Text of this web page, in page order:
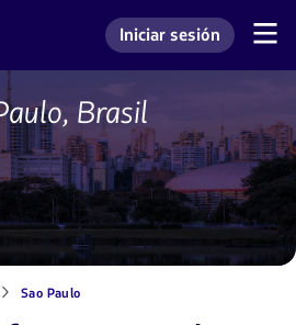
Ingresar a mi cuenta
Iniciar sesión
Brasil
Sao Paulo